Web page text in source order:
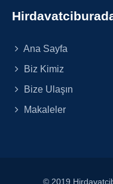
Ana Sayfa
Biz Kimiz
Bize Ulaşın
Makaleler
© 2019